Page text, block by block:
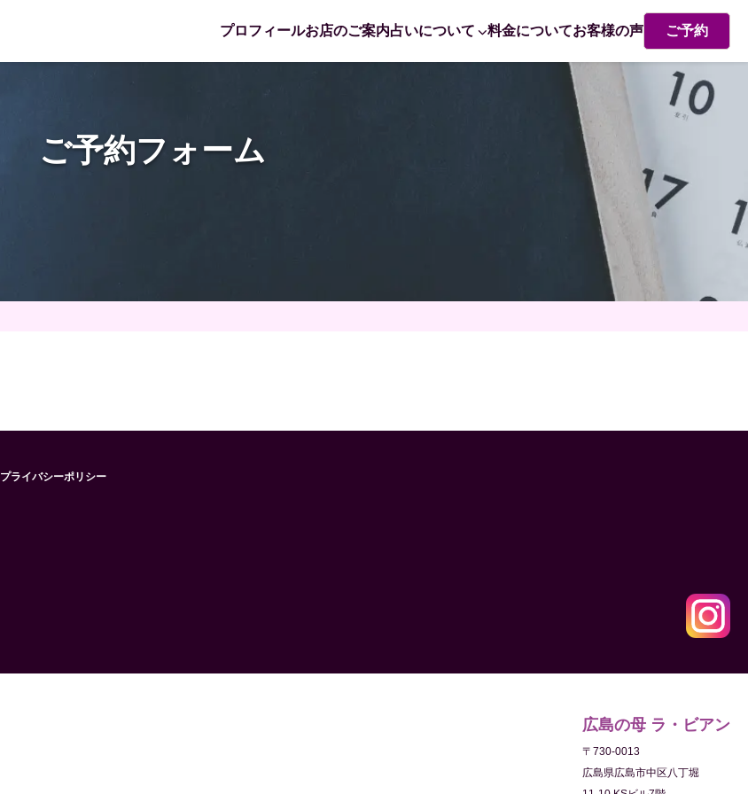
プロフィールお店のご案内占いについて
赤ちゃん命名 姓名判断で成功するポイント
料金についてお客様の声 ご予約
ご予約フォーム
プライバシーポリシー
広島の母 ラ・ビアン
〒730-0013
広島県広島市中区八丁堀